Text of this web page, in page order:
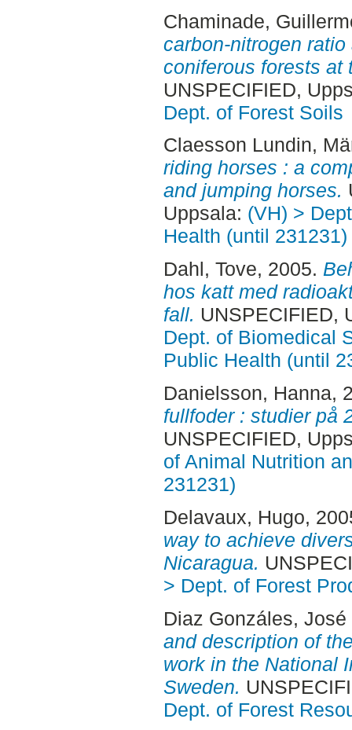
Chaminade,
carbon-nitrogen
coniferous forests at
UNSPECIFIED,
Dept. of Forest Soils
Claesson Lundin,
riding horses : a
and jumping horses.
Uppsala: (VH) >
Health (until 231231)
Dahl, Tove, 2005.
hos katt med
fall. UNSPECIFIED,
Dept. of Biomedical
Public Health (until
Danielsson, Hanna,
fullfoder : studier på
UNSPECIFIED,
of Animal Nutrition
231231)
Delavaux, Hugo,
way to achieve
Nicaragua.
> Dept. of Forest
Diaz Gonzáles, José
and description of
work in the National
Sweden.
Dept. of Forest